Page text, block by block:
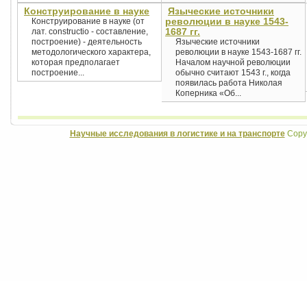
Конструирование в науке
Конструирование в науке (от
лат. constructio - составление,
построение) - деятельность
методологического характера,
которая предполагает
построение...
Языческие источники
революции в науке 1543-
1687 гг.
Языческие источники
революции в науке 1543-1687 гг.
Началом научной революции
обычно считают 1543 г., когда
появилась работа Николая
Коперника «Об...
Научные исследования в логистике и на транспорте